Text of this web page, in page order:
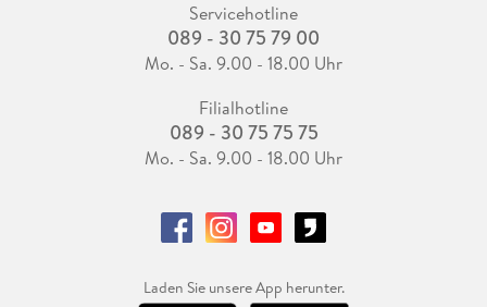
Servicehotline
089 - 30 75 79 00
Mo. - Sa. 9.00 - 18.00 Uhr
Filialhotline
089 - 30 75 75 75
Mo. - Sa. 9.00 - 18.00 Uhr
Laden Sie unsere App herunter.